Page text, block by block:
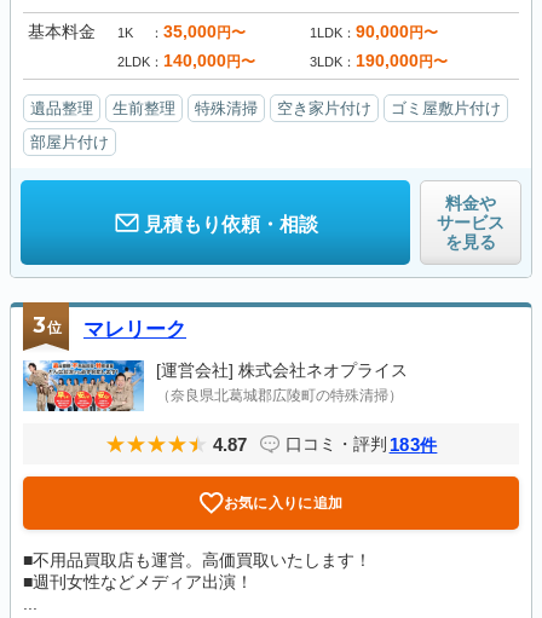
基本料金 1K 35,000円〜 1LDK 90,000円〜
2LDK 140,000円〜 3LDK 190,000円〜
遺品整理 生前整理 特殊清掃 空き家片付け
ゴミ屋敷片付け
部屋片付け
見積もり依頼・相談
料金や
サービス
を見る
3位 マレリーク
[運営会社] 株式会社ネオプライス
（奈良県北葛城郡広陵町の特殊清掃）
4.87 口コミ・評判 183件
お気に入りに追加
■不用品買取店も運営。高価買取いたします！
■週刊女性などメディア出演！